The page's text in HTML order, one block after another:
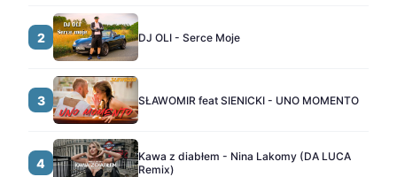
2 DJ OLI - Serce Moje
3 SŁAWOMIR feat SIENICKI - UNO MOMENTO
4
Kawa z diabłem - Nina Lakomy (DA LUCA
Remix)